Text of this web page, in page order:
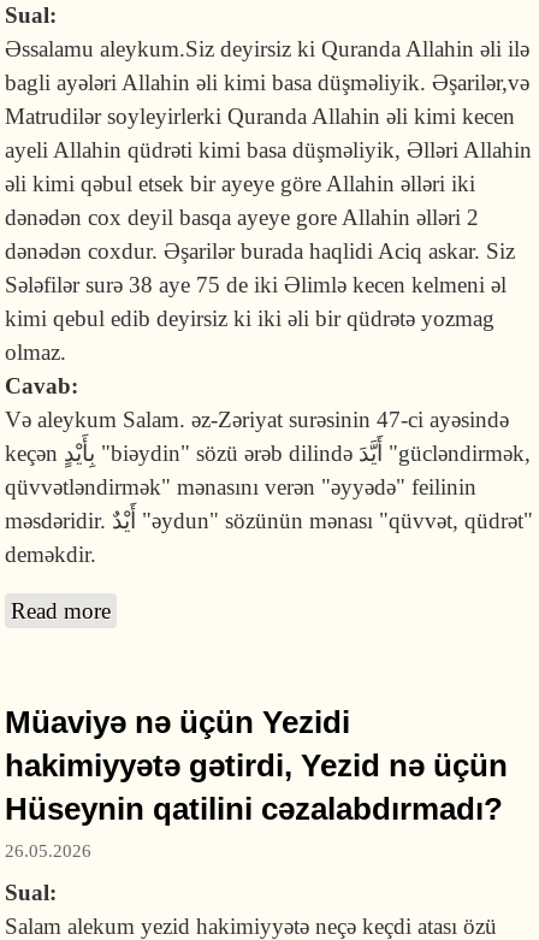
Sual:
Əssalamu aleykum.Siz deyirsiz ki Quranda Allahin əli ilə
bagli ayələri Allahin əli kimi basa düşməliyik. Əşarilər,və
Matrudilər soyleyirlerki Quranda Allahin əli kimi kecen
ayeli Allahin qüdrəti kimi basa düşməliyik, Əlləri Allahin
əli kimi qəbul etsek bir ayeye göre Allahin əlləri iki
dənədən cox deyil basqa ayeye gore Allahin əlləri 2
dənədən coxdur. Əşarilər burada haqlidi Aciq askar. Siz
Sələfilər surə 38 aye 75 de iki Əlimlə kecen kelmeni əl
kimi qebul edib deyirsiz ki iki əli bir qüdrətə yozmag
olmaz.
Cavab:
Və aleykum Salam. əz-Zəriyat surəsinin 47-ci ayəsində
keçən بِأَيْدٍ "biəydin" sözü ərəb dilində أَيَّدَ "gücləndirmək,
qüvvətləndirmək" mənasını verən "əyyədə" feilinin
məsdəridir. أَيْدٌ "əydun" sözünün mənası "qüvvət, qüdrət"
deməkdir.
Read more
Müaviyə nə üçün Yezidi
hakimiyyətə gətirdi, Yezid nə üçün
Hüseynin qatilini cəzalabdırmadı?
26.05.2026
Sual:
Salam alekum yezid hakimiyyətə neçə keçdi atası özü